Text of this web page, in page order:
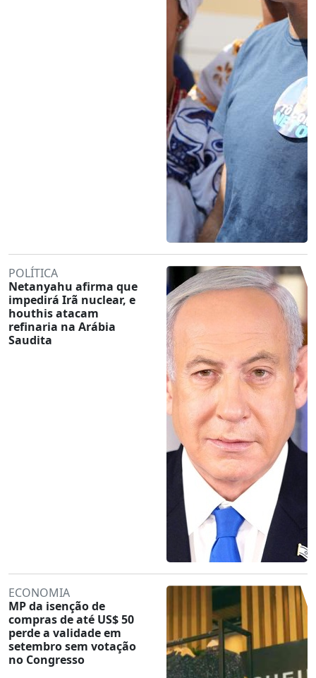
POLÍTICA
Netanyahu afirma que
impedirá Irã nuclear, e
houthis atacam
refinaria na Arábia
Saudita
ECONOMIA
MP da isenção de
compras de até US$ 50
perde a validade em
setembro sem votação
no Congresso